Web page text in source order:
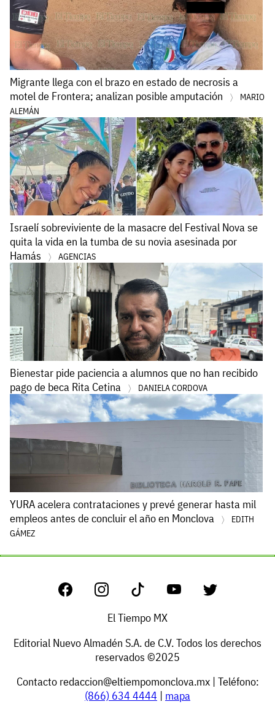
Migrante llega con el brazo en estado de necrosis a
motel de Frontera; analizan posible amputación
MARIO
ALEMÁN
Israelí sobreviviente de la masacre del Festival Nova se
quita la vida en la tumba de su novia asesinada por
Hamás
AGENCIAS
Bienestar pide paciencia a alumnos que no han recibido
pago de beca Rita Cetina
DANIELA CORDOVA
YURA acelera contrataciones y prevé generar hasta mil
empleos antes de concluir el año en Monclova
EDITH
GÁMEZ
El Tiempo MX
Editorial Nuevo Almadén S.A. de C.V. Todos los derechos
reservados ©2025
Contacto redaccion@eltiempomonclova.mx| Teléfono:
(866) 634 4444 | mapa